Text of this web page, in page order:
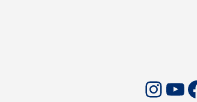
Instagram Youtube Facebook